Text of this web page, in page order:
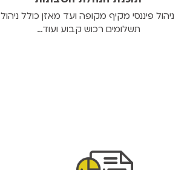
ניהול פיננסי מקיף מקופה ועד מאזן כולל ניהול
תשלומים רכוש קבוע ועוד…